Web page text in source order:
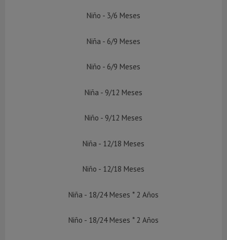
Niño - 3/6 Meses
Niña - 6/9 Meses
Niño - 6/9 Meses
Niña - 9/12 Meses
Niño - 9/12 Meses
Niña - 12/18 Meses
Niño - 12/18 Meses
Niña - 18/24 Meses * 2 Años
Niño - 18/24 Meses * 2 Años